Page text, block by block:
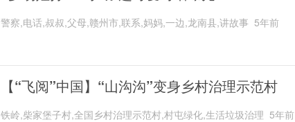
警察,电话,叔叔,父母,赣州市,联系,妈妈,一边,龙南县,讲故事 5年前
【“飞阅”中国】“山沟沟”变身乡村治理示范村
铁岭,柴家堡子村,全国乡村治理示范村,村屯绿化,生活垃圾治理 5年前